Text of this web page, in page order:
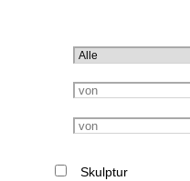
Skulptur